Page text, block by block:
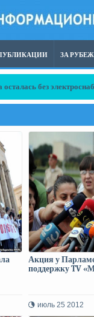
ЗА
без
Акция у
поддержку TV
июль 25 2012